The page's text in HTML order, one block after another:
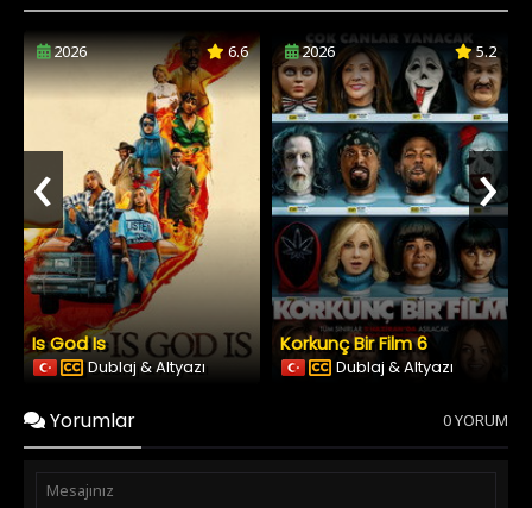
2026 6.6
Is God Is
Dublaj & Altyazı
2026 5.2
Korkunç Bir Film 6
Dublaj & Altyazı
‹ ›
Yorumlar 0 YORUM